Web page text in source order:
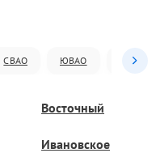
СВАО ЮВАО ЮАО
Восточный
Ивановское